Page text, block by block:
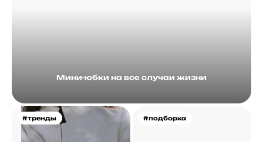
Мини-юбки на все случаи жизни
#тренды #подборка